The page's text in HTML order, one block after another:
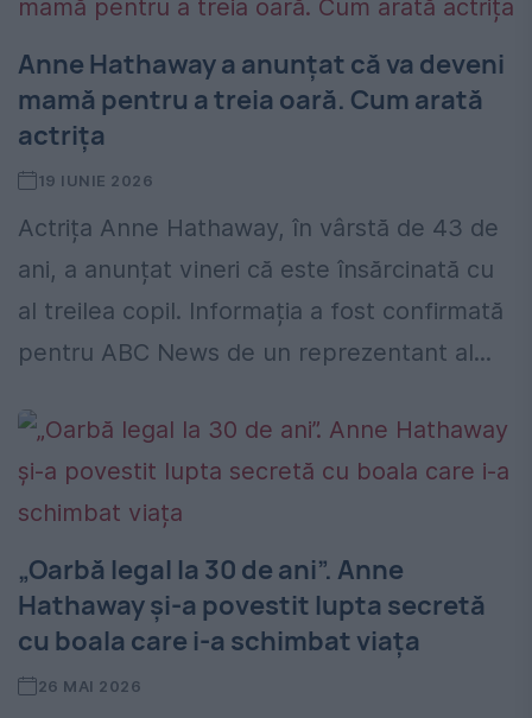
Anne Hathaway a anunțat că va deveni
mamă pentru a treia oară. Cum arată
actrița
19 IUNIE 2026
Actrița Anne Hathaway, în vârstă de 43 de
ani, a anunțat vineri că este însărcinată cu
al treilea copil. Informația a fost confirmată
pentru ABC News de un reprezentant al...
„Oarbă legal la 30 de ani”. Anne
Hathaway și-a povestit lupta secretă
cu boala care i-a schimbat viața
26 MAI 2026